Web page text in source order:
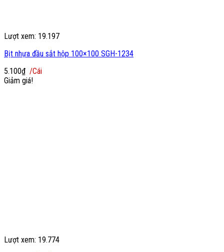
Lượt xem: 19.197
Bịt nhựa đầu sắt hộp 100×100 SGH-1234
5.100₫ /Cái
Giảm giá!
Lượt xem: 19.774